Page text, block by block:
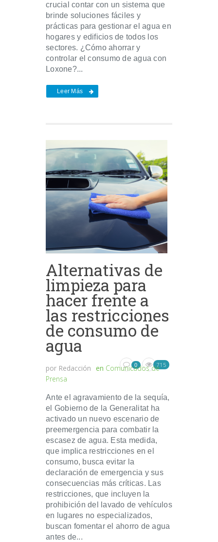
crucial contar con un sistema que
brinde soluciones fáciles y
prácticas para gestionar el agua en
hogares y edificios de todos los
sectores. ¿Cómo ahorrar y
controlar el consumo de agua con
Loxone?...
Leer Más
Alternativas de
limpieza para
hacer frente a
las restricciones
de consumo de
agua
por Redacción en Comunicados de
Prensa
0 715
Ante el agravamiento de la sequía,
el Gobierno de la Generalitat ha
activado un nuevo escenario de
preemergencia para combatir la
escasez de agua. Esta medida,
que implica restricciones en el
consumo, busca evitar la
declaración de emergencia y sus
consecuencias más críticas. Las
restricciones, que incluyen la
prohibición del lavado de vehículos
en lugares no especializados,
buscan fomentar el ahorro de agua
antes de...